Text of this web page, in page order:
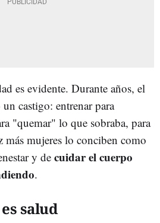
es evidente. Durante años, el
castigo: entrenar para
"quemar" lo que sobraba, para
más mujeres lo conciben como
y decuidar el cuerpo
.
salud